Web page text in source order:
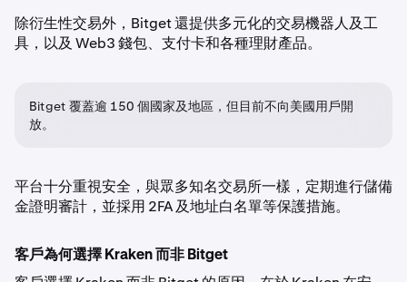
除衍生性交易外，Bitget 還提供多元化的交易機器人及工
具，以及 Web3 錢包、支付卡和各種理財產品。
Bitget 覆蓋逾 150 個國家及地區，但目前不向美國用戶開
放。
平台十分重視安全，與眾多知名交易所一樣，定期進行儲備
金證明審計，並採用 2FA 及地址白名單等保護措施。
客戶為何選擇 Kraken 而非 Bitget